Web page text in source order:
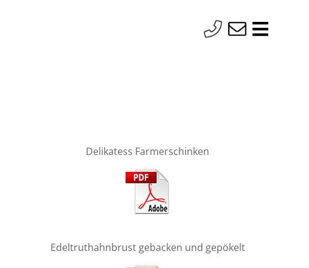
Delikatess Farmerschinken
Edeltruthahnbrust gebacken und gepökelt